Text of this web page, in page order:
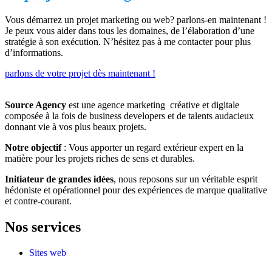
Vous démarrez un projet marketing ou web? parlons-en maintenant !
Je peux vous aider dans tous les domaines, de l’élaboration d’une
stratégie à son exécution. N’hésitez pas à me contacter pour plus
d’informations.
parlons de votre projet dès maintenant !
Source Agency est une agence marketing créative et digitale
composée à la fois de business developers et de talents audacieux
donnant vie à vos plus beaux projets.
Notre objectif: Vous apporter un regard extérieur expert en la
matière pour les projets riches de sens et durables.
Initiateur de grandes idées, nous reposons sur un véritable esprit
hédoniste et opérationnel pour des expériences de marque qualitative
et contre-courant.
Nos services
Sites web